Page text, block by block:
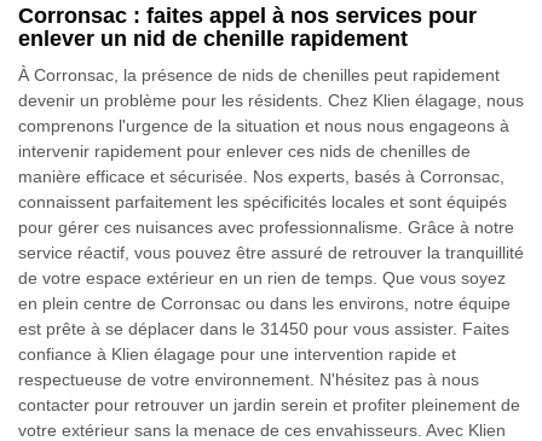
Corronsac : faites appel à nos services pour
enlever un nid de chenille rapidement
À Corronsac, la présence de nids de chenilles peut rapidement
devenir un problème pour les résidents. Chez Klien élagage, nous
comprenons l'urgence de la situation et nous nous engageons à
intervenir rapidement pour enlever ces nids de chenilles de
manière efficace et sécurisée. Nos experts, basés à Corronsac,
connaissent parfaitement les spécificités locales et sont équipés
pour gérer ces nuisances avec professionnalisme. Grâce à notre
service réactif, vous pouvez être assuré de retrouver la tranquillité
de votre espace extérieur en un rien de temps. Que vous soyez
en plein centre de Corronsac ou dans les environs, notre équipe
est prête à se déplacer dans le 31450 pour vous assister. Faites
confiance à Klien élagage pour une intervention rapide et
respectueuse de votre environnement. N'hésitez pas à nous
contacter pour retrouver un jardin serein et profiter pleinement de
votre extérieur sans la menace de ces envahisseurs. Avec Klien